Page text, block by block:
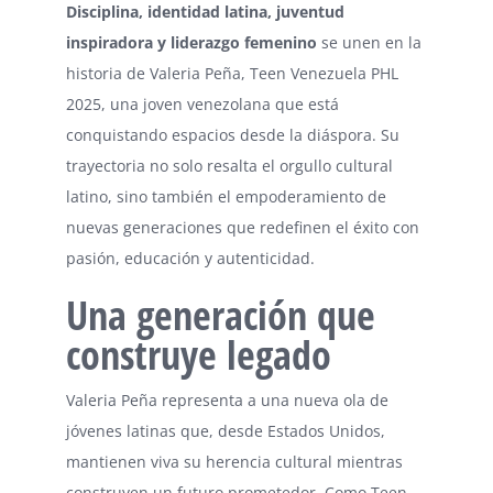
Disciplina, identidad latina, juventud
inspiradora y liderazgo femenino se unen en la
historia de Valeria Peña, Teen Venezuela PHL
2025, una joven venezolana que está
conquistando espacios desde la diáspora. Su
trayectoria no solo resalta el orgullo cultural
latino, sino también el empoderamiento de
nuevas generaciones que redefinen el éxito con
pasión, educación y autenticidad.
Una generación que
construye legado
Valeria Peña representa a una nueva ola de
jóvenes latinas que, desde Estados Unidos,
mantienen viva su herencia cultural mientras